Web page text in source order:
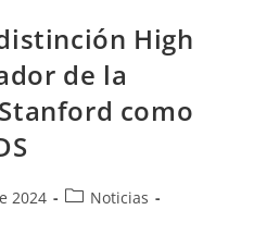
High
de la
como
2024
Noticias